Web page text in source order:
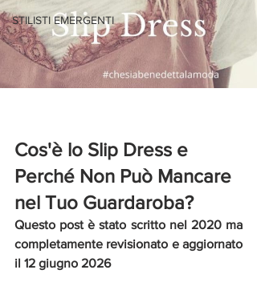
STILISTI EMERGENTI
Cos'è lo Slip Dress e
Perché Non Può Mancare
nel Tuo Guardaroba?
Questo post è stato scritto nel 2020 ma
completamente revisionato e aggiornato
il 12 giugno 2026